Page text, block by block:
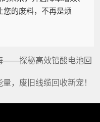
的废料，不再是烦
——探秘高效铅酸电池回
，废旧线缆回收新宠！